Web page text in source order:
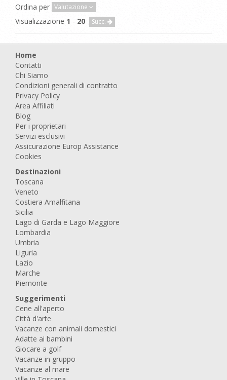
Ordina per Valutazione
Visualizzazione 1 - 20 Succ.
Home
Contatti
Chi Siamo
Condizioni generali di contratto
Privacy Policy
Area Affiliati
Blog
Per i proprietari
Servizi esclusivi
Assicurazione Europ Assistance
Cookies
Destinazioni
Toscana
Veneto
Costiera Amalfitana
Sicilia
Lago di Garda e Lago Maggiore
Lombardia
Umbria
Liguria
Lazio
Marche
Piemonte
Suggerimenti
Cene all'aperto
Città d'arte
Vacanze con animali domestici
Adatte ai bambini
Giocare a golf
Vacanze in gruppo
Vacanze al mare